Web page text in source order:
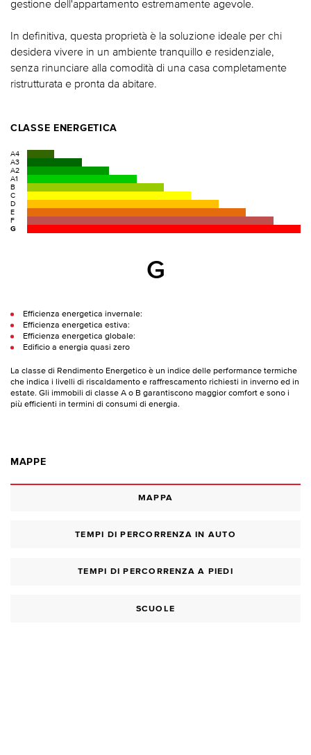
gestione dell'appartamento estremamente agevole.
In definitiva, questa proprietà è la soluzione ideale per chi
desidera vivere in un ambiente tranquillo e residenziale,
senza rinunciare alla comodità di una casa completamente
ristrutturata e pronta da abitare.
CLASSE ENERGETICA
A4
A3
A2
A1
B
C
D
E
F
G
G
Efficienza energetica invernale:
Efficienza energetica estiva:
Efficienza energetica globale:
Edificio a energia quasi zero
La classe di Rendimento Energetico è un indice delle performance termiche
che indica i livelli di riscaldamento e raffrescamento richiesti in inverno ed in
estate. Gli immobili di classe A o B garantiscono maggior comfort e sono i
più efficienti in termini di consumi di energia.
MAPPE
MAPPA
TEMPI DI PERCORRENZA IN AUTO
TEMPI DI PERCORRENZA A PIEDI
SCUOLE